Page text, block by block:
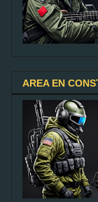
AREA EN